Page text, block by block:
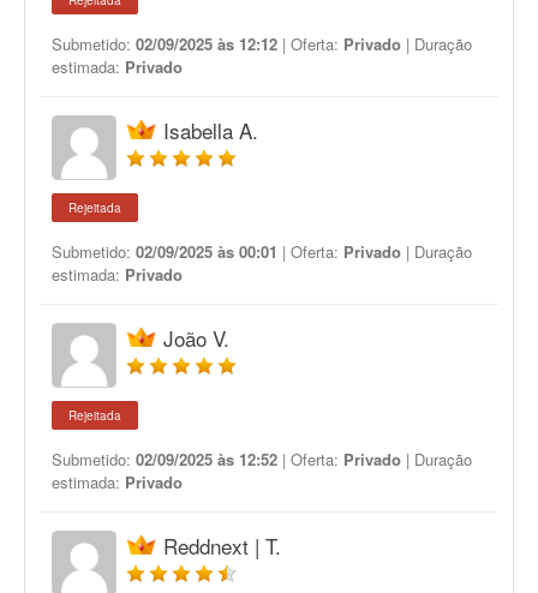
Submetido: 02/09/2025 às 12:12 | Oferta: Privado | Duração
estimada: Privado
Isabella A.
Rejeitada
Submetido: 02/09/2025 às 00:01 | Oferta: Privado | Duração
estimada: Privado
João V.
Rejeitada
Submetido: 02/09/2025 às 12:52 | Oferta: Privado | Duração
estimada: Privado
Reddnext | T.